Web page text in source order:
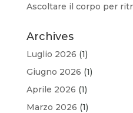
Ascoltare il corpo per
Archives
Luglio 2026 (1)
Giugno 2026 (1)
Aprile 2026 (1)
Marzo 2026 (1)